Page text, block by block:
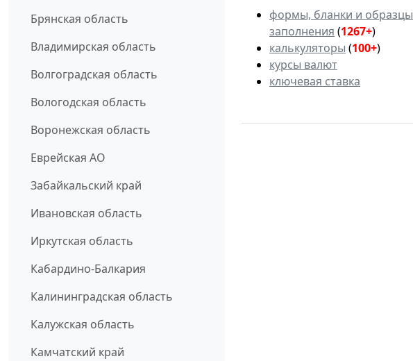
Брянская область
Владимирская область
Волгоградская область
Вологодская область
Воронежская область
Еврейская АО
Забайкальский край
Ивановская область
Иркутская область
Кабардино-Балкария
Калининградская область
Калужская область
Камчатский край
формы, бланки и образцы
заполнения (1267+)
калькуляторы (100+)
курсы валют
ключевая ставка